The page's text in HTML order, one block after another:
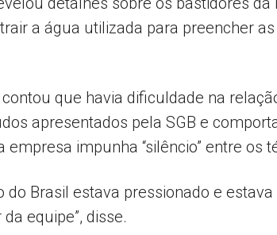
a água utilizada para preencher
contou que havia dificuldade na
apresentados pela SGB e
empresa impunha “silêncio” entre os
do Brasil estava pressionado e
equipe”, disse.